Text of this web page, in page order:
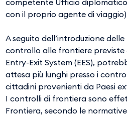
competente Ufficio
con il proprio agente di
​​​​​​A seguito dell’introduzione
controllo alle frontiere previste
Entry-Exit System (EES),
attesa più lunghi presso i
cittadini provenienti da Paesi
I controlli di frontiera sono
Frontiera, secondo le